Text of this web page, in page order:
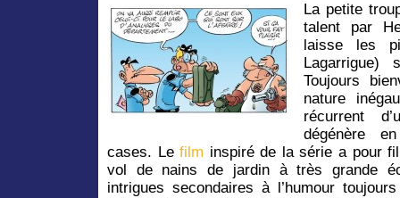
La petite
talent par
laisse les
Lagarrigue)
Toujours
nature
récurrent
dégénère
cases. Lefilm inspiré de la série a pour
vol de nains de jardin à très grande
intrigues secondaires à l’humour